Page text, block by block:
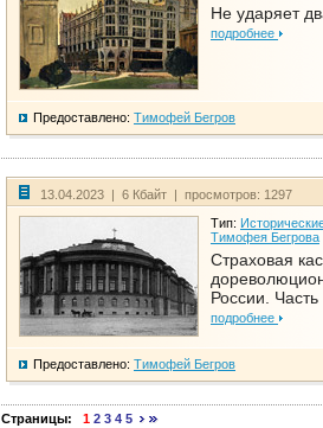
Не ударяет
подробнее
Предоставлено: Тимофей Бегров
13.04.2023 | 6 Кбайт | просмотров: 1297
Тип:
Тимофея Бегрова
Страховая
России. Часть
подробнее
Предоставлено: Тимофей Бегров
Страницы: 1 2 3 4 5